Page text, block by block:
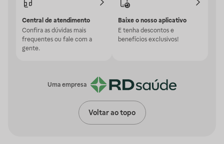
Central de atendimento
Confira as dúvidas mais
frequentes ou fale com a
gente.
Baixe o nosso aplicativo
E tenha descontos e
benefícios exclusivos!
Uma empresa
Voltar ao topo